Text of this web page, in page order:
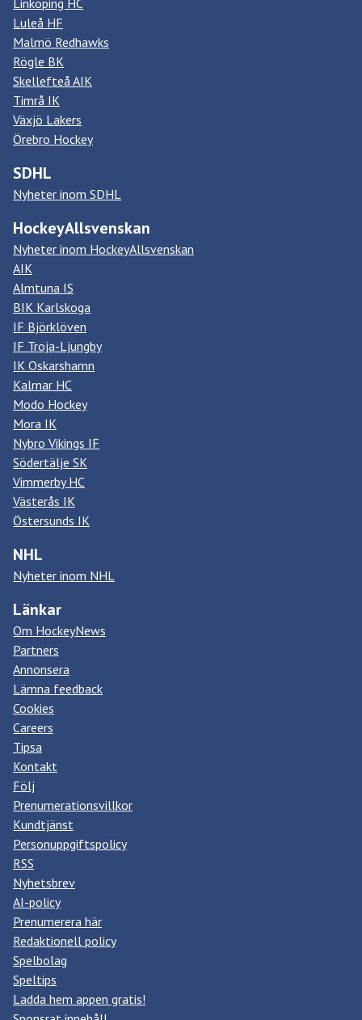
Linköping HC
Luleå HF
Malmö Redhawks
Rögle BK
Skellefteå AIK
Timrå IK
Växjö Lakers
Örebro Hockey
SDHL
Nyheter inom SDHL
HockeyAllsvenskan
Nyheter inom HockeyAllsvenskan
AIK
Almtuna IS
BIK Karlskoga
IF Björklöven
IF Troja-Ljungby
IK Oskarshamn
Kalmar HC
Modo Hockey
Mora IK
Nybro Vikings IF
Södertälje SK
Vimmerby HC
Västerås IK
Östersunds IK
NHL
Nyheter inom NHL
Länkar
Om HockeyNews
Partners
Annonsera
Lämna feedback
Cookies
Careers
Tipsa
Kontakt
Följ
Prenumerationsvillkor
Kundtjänst
Personuppgiftspolicy
RSS
Nyhetsbrev
AI-policy
Prenumerera här
Redaktionell policy
Spelbolag
Speltips
Ladda hem appen gratis!